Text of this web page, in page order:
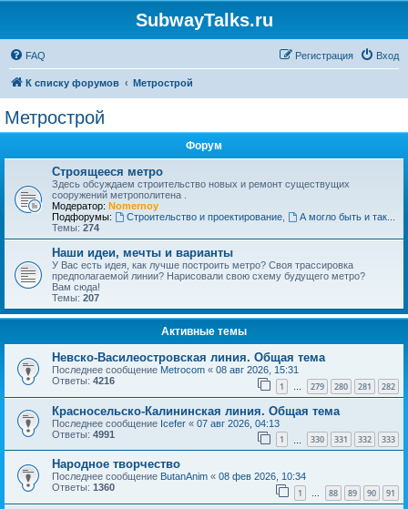
SubwayTalks.ru
FAQ Вход
Регистрация
К списку форумов Метрострой
Метрострой
Форум
Строящееся метро
Здесь обсуждаем строительство новых и ремонт существущих
сооружений метрополитена .
Модератор: Nomernoy
Подфорумы:
Строительство и проектирование,
А могло быть и так...
Темы: 274
Наши идеи, мечты и варианты
У Вас есть идея, как лучше построить метро? Своя трассировка
предполагаемой линии? Нарисовали свою схему будущего метро?
Вам сюда!
Темы: 207
Активные темы
Невско-Василеостровская линия. Общая тема
Последнее сообщение Metrocom « 08 авг 2026, 15:31
Ответы: 4216 1 … 279 280 281 282
Красносельско-Калининская линия. Общая тема
Последнее сообщение Icefer « 07 авг 2026, 04:13
Ответы: 4991 1 330 331 332 333
Народное творчество
Последнее сообщение ButanAnim « 08 фев 2026, 10:34
Ответы: 1360 1 … 88 89 90 91